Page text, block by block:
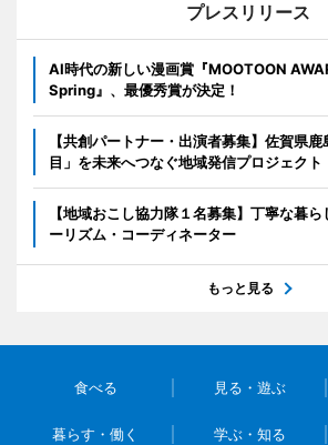
プレスリリース
AI時代の新しい漫画賞『MOOTOON
Spring』、最優秀賞が決定！
【共創パートナー・出演者募集】佐賀県
目」を未来へつなぐ地域発信プロジェクト
【地域おこし協力隊１名募集】丁寧な暮
ーリズム・コーディネーター
もっと見る
食べる 見る・遊ぶ
暮らす・働く 学ぶ・知る